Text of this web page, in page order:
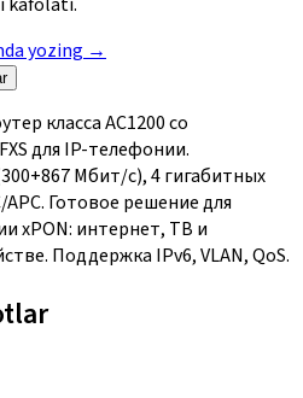
yozing →
класса AC1200 со
для IP-телефонии.
Мбит/с), 4 гигабитных
Готовое решение для
xPON: интернет, ТВ и
Поддержка IPv6, VLAN, QoS.